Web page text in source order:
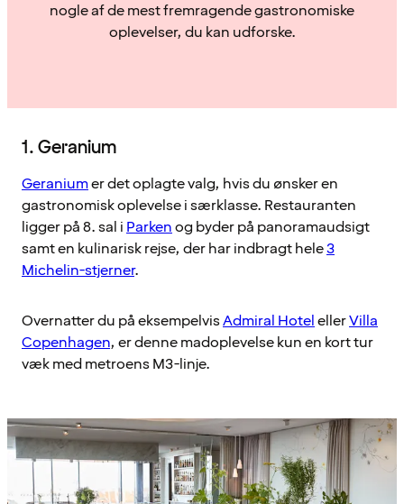
nogle af de mest fremragende gastronomiske
oplevelser, du kan udforske.
1. Geranium
Geraniumer det oplagte valg, hvis du ønsker en
gastronomisk oplevelse i særklasse. Restauranten
ligger på 8. sal i Parkenog byder på panoramaudsigt
samt en kulinarisk rejse, der har indbragt hele3
Michelin-stjerner.
Overnatter du på eksempelvisAdmiral HotelellerVilla
Copenhagen, er denne madoplevelse kun en kort tur
væk med metroens M3-linje.